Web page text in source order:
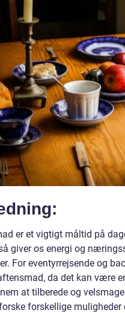
er et vigtigt måltid på
giver os energi og
For eventyrrejsende og
da det kan være
at tilberede og
forskellige